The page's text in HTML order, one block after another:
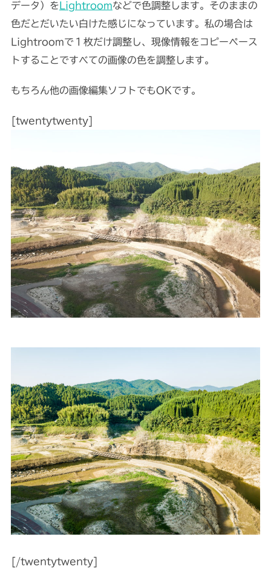
データ）を Lightroomなどで色調整します。そのままの
色だとだいたい白けた感じになっています。私の場合は
Lightroomで１枚だけ調整し、現像情報をコピーペース
トすることですべての画像の色を調整します。
もちろん他の画像編集ソフトでもOKです。
[twentytwenty]
[/twentytwenty]